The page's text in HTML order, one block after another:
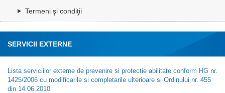
Termeni şi condiţii
SERVICII EXTERNE
Lista serviciilor externe de prevenire si protectie abilitate conform HG nr.
1425/2006 cu modificarile si completarile ulterioare si Ordinului nr. 455
din 14.06.2010